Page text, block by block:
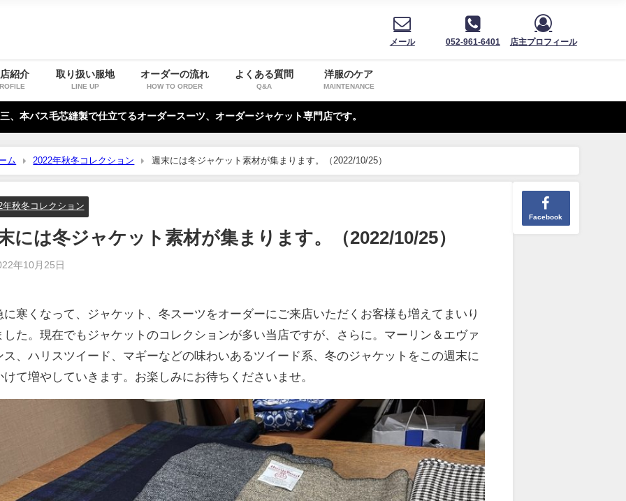
メール 052-961-6401 店主プロフィール
紹介 取り扱い服地
LINE UP
オーダーの流れ
HOW TO ORDER
よくある質問
Q&A
洋服のケア
MAINTENANCE
、本バス毛芯縫製で仕立てるオーダースーツ、オーダージャケット専門店です。
ム 2022年秋冬コレクション 週末には冬ジャケット素材が集まります。（2022/10/25）
Facebook
年秋冬コレクション
には冬ジャケット素材が集まります。（2022/10/25）
年10月25日
に寒くなって、ジャケット、冬スーツをオーダーにご来店いただくお客様も増えてまいり
した。現在でもジャケットのコレクションが多い当店ですが、さらに。マーリン＆エヴァ
ス、ハリスツイード、マギーなどの味わいあるツイード系、冬のジャケットをこの週末に
けて増やしていきます。お楽しみにお待ちくださいませ。